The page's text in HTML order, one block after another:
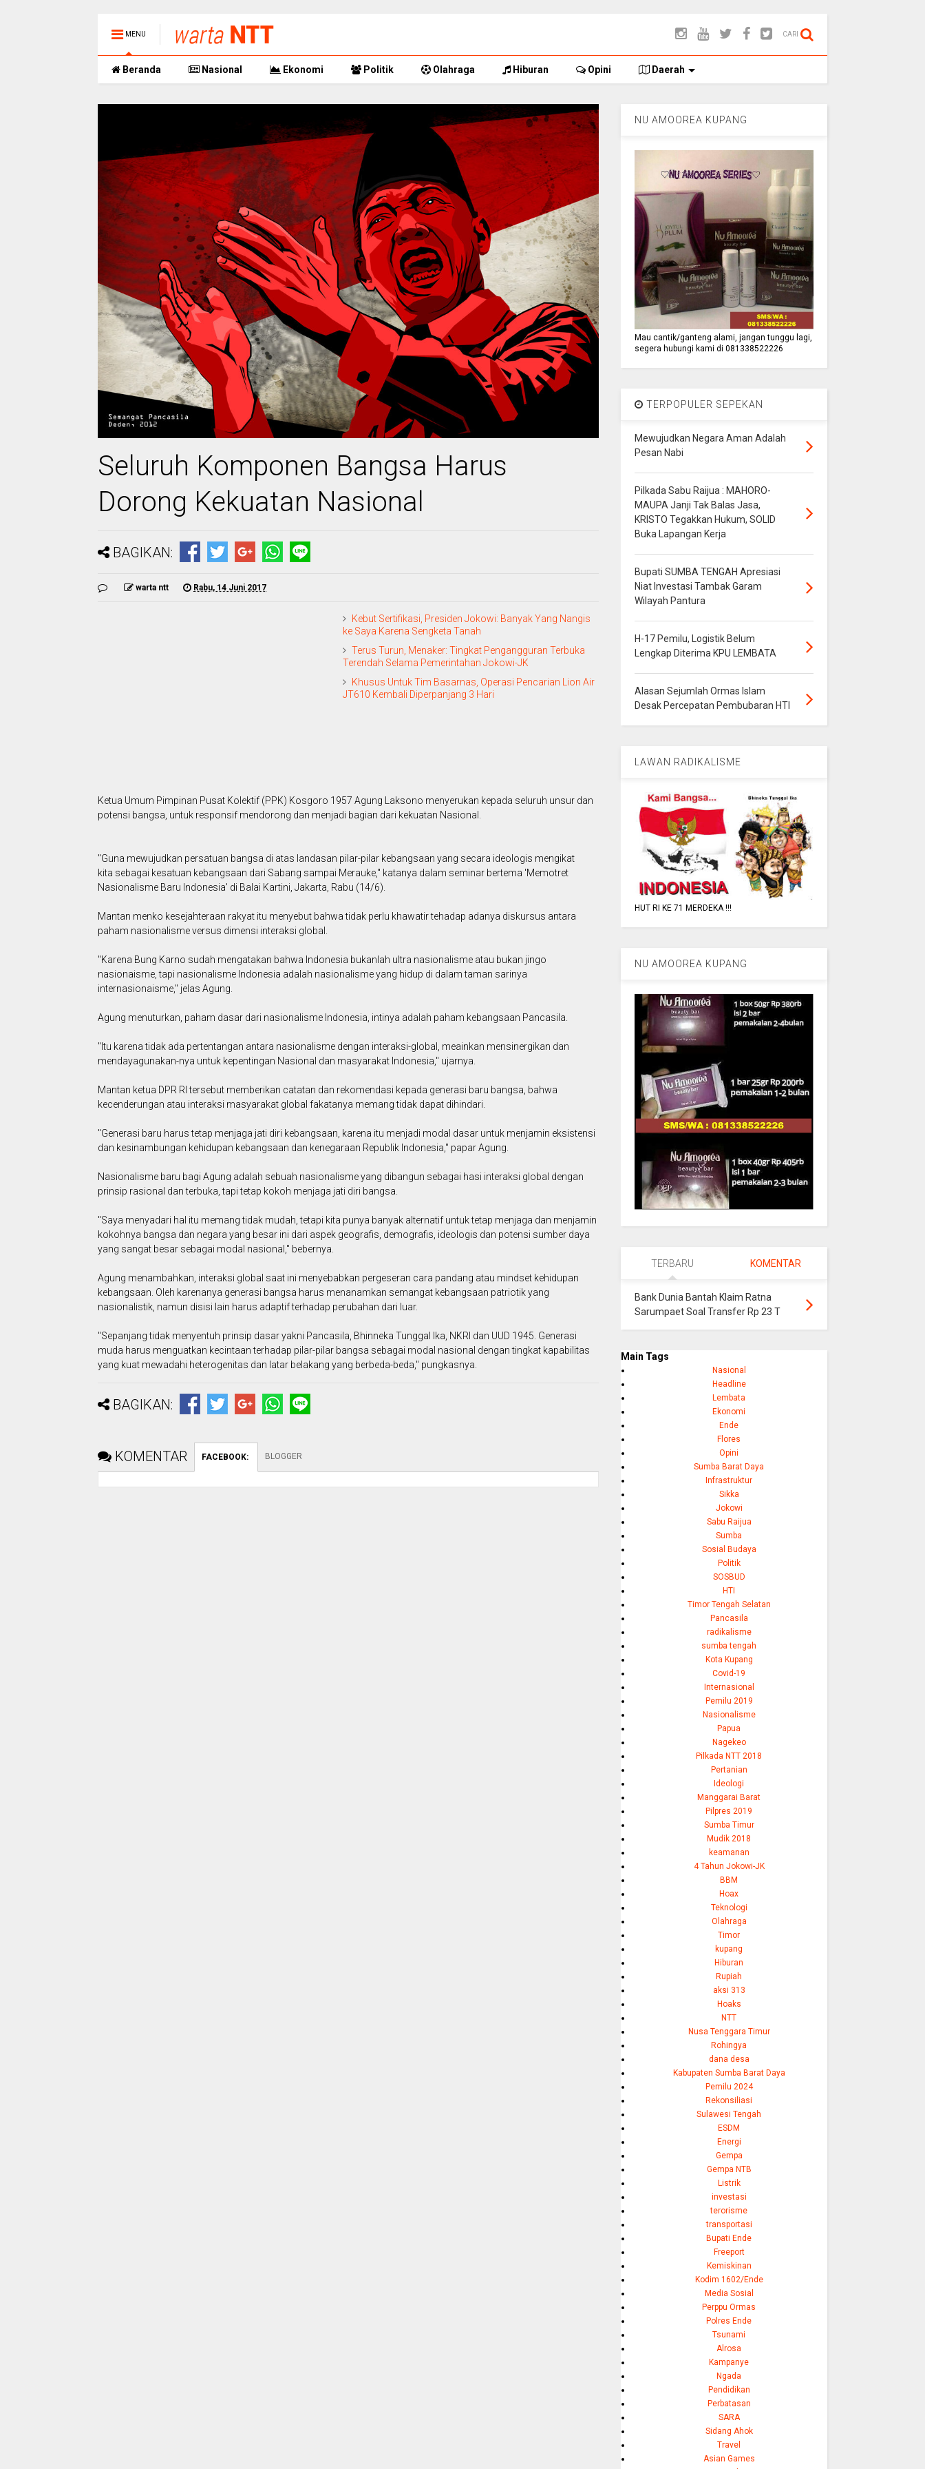
MENU CARI
Beranda Nasional Ekonomi Politik Olahraga Hiburan Opini Daerah
Seluruh Komponen Bangsa Harus
Dorong Kekuatan Nasional
BAGIKAN:
warta ntt Rabu, 14 Juni 2017
Kebut Sertifikasi, Presiden Jokowi: Banyak Yang Nangis
ke Saya Karena Sengketa Tanah
Terus Turun, Menaker: Tingkat Pengangguran Terbuka
Terendah Selama Pemerintahan Jokowi-JK
Khusus Untuk Tim Basarnas, Operasi Pencarian Lion Air
JT610 Kembali Diperpanjang 3 Hari
Ketua Umum Pimpinan Pusat Kolektif (PPK) Kosgoro 1957 Agung Laksono menyerukan kepada seluruh unsur dan
potensi bangsa, untuk responsif mendorong dan menjadi bagian dari kekuatan Nasional.
"Guna mewujudkan persatuan bangsa di atas landasan pilar-pilar kebangsaan yang secara ideologis mengikat
kita sebagai kesatuan kebangsaan dari Sabang sampai Merauke," katanya dalam seminar bertema 'Memotret
Nasionalisme Baru Indonesia' di Balai Kartini, Jakarta, Rabu (14/6).
Mantan menko kesejahteraan rakyat itu menyebut bahwa tidak perlu khawatir tehadap adanya diskursus antara
paham nasionalisme versus dimensi interaksi global.
"Karena Bung Karno sudah mengatakan bahwa Indonesia bukanlah ultra nasionalisme atau bukan jingo
nasionaisme, tapi nasionalisme Indonesia adalah nasionalisme yang hidup di dalam taman sarinya
internasionaisme," jelas Agung.
Agung menuturkan, paham dasar dari nasionalisme Indonesia, intinya adalah paham kebangsaan Pancasila.
"Itu karena tidak ada pertentangan antara nasionalisme dengan interaksi-global, meainkan mensinergikan dan
mendayagunakan-nya untuk kepentingan Nasional dan masyarakat Indonesia," ujarnya.
Mantan ketua DPR RI tersebut memberikan catatan dan rekomendasi kepada generasi baru bangsa, bahwa
kecenderungan atau interaksi masyarakat global fakatanya memang tidak dapat dihindari.
"Generasi baru harus tetap menjaga jati diri kebangsaan, karena itu menjadi modal dasar untuk menjamin eksistensi
dan kesinambungan kehidupan kebangsaan dan kenegaraan Republik Indonesia," papar Agung.
Nasionalisme baru bagi Agung adalah sebuah nasionalisme yang dibangun sebagai hasi interaksi global dengan
prinsip rasional dan terbuka, tapi tetap kokoh menjaga jati diri bangsa.
"Saya menyadari hal itu memang tidak mudah, tetapi kita punya banyak alternatif untuk tetap menjaga dan menjamin
kokohnya bangsa dan negara yang besar ini dari aspek geografis, demografis, ideologis dan potensi sumber daya
yang sangat besar sebagai modal nasional," bebernya.
Agung menambahkan, interaksi global saat ini menyebabkan pergeseran cara pandang atau mindset kehidupan
kebangsaan. Oleh karenanya generasi bangsa harus menanamkan semangat kebangsaan patriotik yang
nasionalistik, namun disisi lain harus adaptif terhadap perubahan dari luar.
"Sepanjang tidak menyentuh prinsip dasar yakni Pancasila, Bhinneka Tunggal Ika, NKRI dan UUD 1945. Generasi
muda harus menguatkan kecintaan terhadap pilar-pilar bangsa sebagai modal nasional dengan tingkat kapabilitas
yang kuat mewadahi heterogenitas dan latar belakang yang berbeda-beda," pungkasnya.
BAGIKAN:
KOMENTAR FACEBOOK: BLOGGER
NU AMOOREA KUPANG
Mau cantik/ganteng alami, jangan tunggu lagi,
segera hubungi kami di 081338522226
TERPOPULER SEPEKAN
Mewujudkan Negara Aman Adalah
Pesan Nabi
Pilkada Sabu Raijua : MAHORO-
MAUPA Janji Tak Balas Jasa,
KRISTO Tegakkan Hukum, SOLID
Buka Lapangan Kerja
Bupati SUMBA TENGAH Apresiasi
Niat Investasi Tambak Garam
Wilayah Pantura
H-17 Pemilu, Logistik Belum
Lengkap Diterima KPU LEMBATA
Alasan Sejumlah Ormas Islam
Desak Percepatan Pembubaran HTI
LAWAN RADIKALISME
HUT RI KE 71 MERDEKA !!!
NU AMOOREA KUPANG
TERBARU KOMENTAR
Bank Dunia Bantah Klaim Ratna
Sarumpaet Soal Transfer Rp 23 T
Main Tags
Nasional
Headline
Lembata
Ekonomi
Ende
Flores
Opini
Sumba Barat Daya
Infrastruktur
Sikka
Jokowi
Sabu Raijua
Sumba
Sosial Budaya
Politik
SOSBUD
HTI
Timor Tengah Selatan
Pancasila
radikalisme
sumba tengah
Kota Kupang
Covid-19
Internasional
Pemilu 2019
Nasionalisme
Papua
Nagekeo
Pilkada NTT 2018
Pertanian
Ideologi
Manggarai Barat
Pilpres 2019
Sumba Timur
Mudik 2018
keamanan
4 Tahun Jokowi-JK
BBM
Hoax
Teknologi
Olahraga
Timor
kupang
Hiburan
Rupiah
aksi 313
Hoaks
NTT
Nusa Tenggara Timur
Rohingya
dana desa
Kabupaten Sumba Barat Daya
Pemilu 2024
Rekonsiliasi
Sulawesi Tengah
ESDM
Energi
Gempa
Gempa NTB
Listrik
investasi
terorisme
transportasi
Bupati Ende
Freeport
Kemiskinan
Kodim 1602/Ende
Media Sosial
Perppu Ormas
Polres Ende
Tsunami
Alrosa
Kampanye
Ngada
Pendidikan
Perbatasan
SARA
Sidang Ahok
Travel
Asian Games